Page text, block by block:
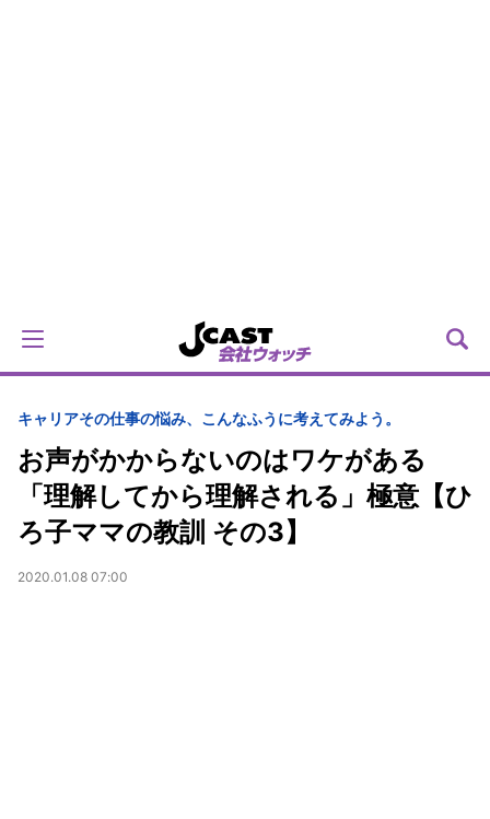
キャリアその仕事の悩み、こんなふうに考えてみよう。
お声がかからないのはワケがある
「理解してから理解される」極意【ひ
ろ子ママの教訓 その3】
2020.01.08 07:00